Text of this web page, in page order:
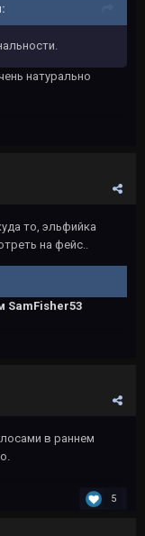
натурально
то, эльфийка
на фейс..
SamFisher53
в раннем
5